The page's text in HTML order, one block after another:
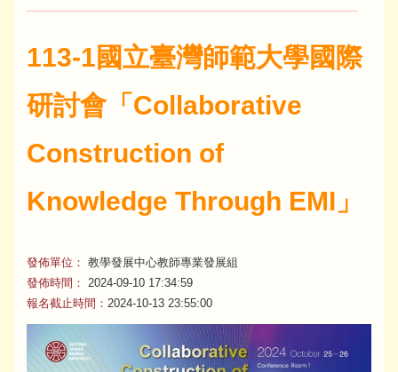
113-1國立臺灣師範大學國際
研討會「Collaborative
Construction of
Knowledge Through EMI」
發佈單位： 教學發展中心教師專業發展組
發佈時間：
2024-09-10 17:34:59
報名截止時間： 2024-10-13 23:55:00